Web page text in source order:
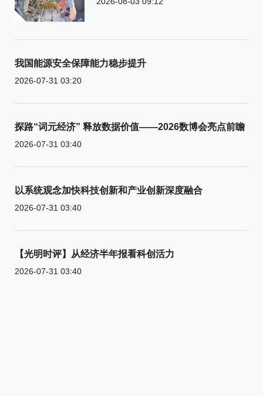
我国能源安全保障能力稳步提升
2026-07-31 03:20
探路“词元经济” 释放数据价值——2026数博会亮点前瞻
2026-07-31 03:40
以系统观念加快科技创新和产业创新深度融合
2026-07-31 03:40
【光明时评】从经济半年报看科创活力
2026-07-31 03:40